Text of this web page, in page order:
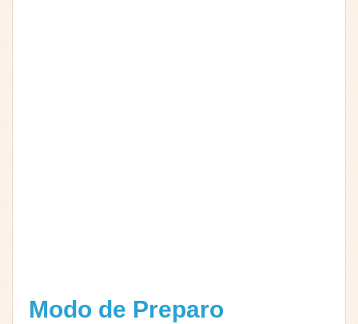
Modo de Preparo